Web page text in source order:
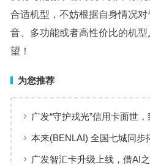
合适机型，不妨根据自身情况
音、多功能或者高性价比的机
望！
为您推荐
广发“守护戎光”信用卡面世
本来(BENLAI) 全国七城同步
品牌体验
广发智汇卡升级上线，借AI